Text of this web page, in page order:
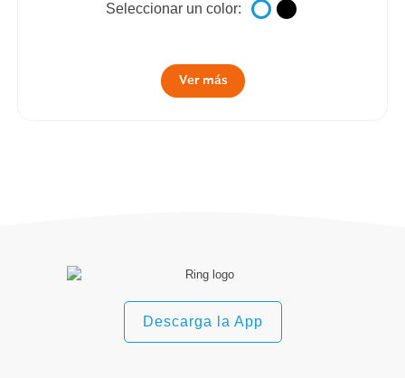
Seleccionar un color:
Ver más
Descarga la App